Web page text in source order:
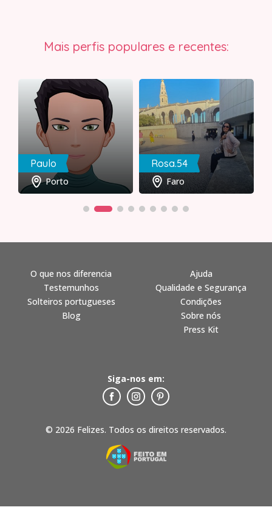
Mais perfis populares e recentes:
Paulo
Porto
Rosa.54
Faro
© 2026 Felizes. Todos os direitos reservados.
O que nos diferencia
Testemunhos
Solteiros portugueses
Blog
Ajuda
Qualidade e Segurança
Condições
Sobre nós
Press Kit
Siga-nos em: